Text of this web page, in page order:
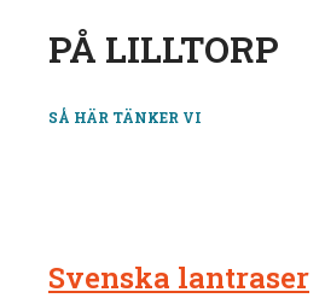
PÅ LILLTORP
SÅ HÄR TÄNKER VI
Svenska lantraser